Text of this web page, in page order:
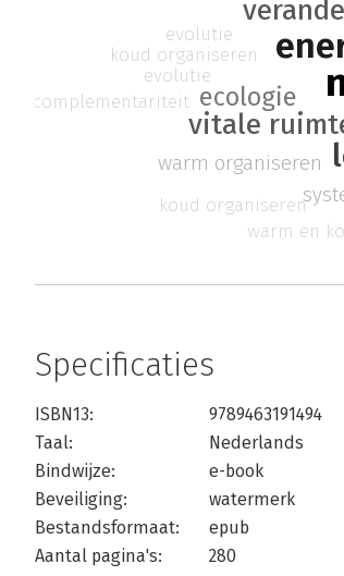
vitale
ecologie
warm organiseren
evolutie
koud organiseren
warm en
evolutie
koud organiseren
complementariteit
Specificaties
ISBN13:
9789463191494
Taal:
Nederlands
Bindwijze:
e-book
Beveiliging:
watermerk
Bestandsformaat:
epub
Aantal pagina's:
280